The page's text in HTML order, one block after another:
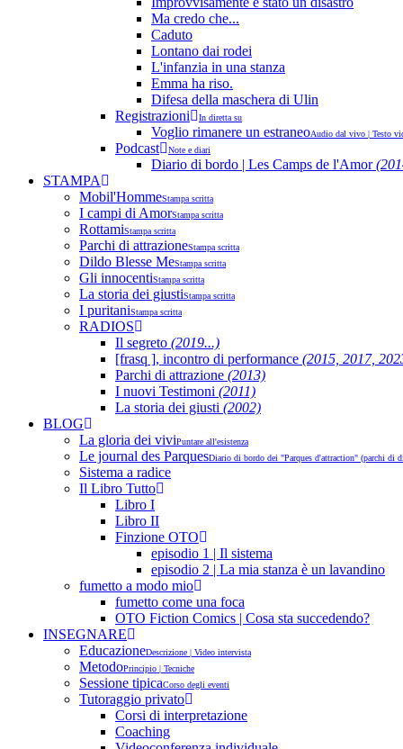
Ma credo che...
Caduto
Lontano dai rodei
L'infanzia in una stanza
Emma ha riso.
Difesa della maschera di Ulin
Registrazioni
In diretta su
Voglio rimanere un estraneoAudio dal vivo | Testo
Podcast Note e diari
Diario di bordo | Les Camps de l'Amor
STAMPA
Mobil'HommeStampa scritta
I campi di AmorStampa scritta
RottamiStampa scritta
Parchi di attrazioneStampa scritta
Dildo Blesse MeStampa scritta
Gli innocentiStampa scritta
La storia dei giustiStampa scritta
I puritaniStampa scritta
RADIOS
Il segreto (2019...)
[frasq ], incontro di performance (2015, 2017,
Parchi di attrazione (2013)
I nuovi Testimoni (2011)
La storia dei giusti (2002)
BLOG
La gloria dei viviPuntare all'esistenza
Le journal des ParquesDiario di bordo dei "Parques d'attraction" (parchi di
Sistema a radice
Il Libro Tutto
Libro I
Libro II
Finzione OTO
episodio 1 | Il sistema
episodio 2 | La mia stanza è un lavandino
fumetto a modo mio
fumetto come una foca
OTO Fiction Comics | Cosa sta succedendo?
INSEGNARE
EducazioneDescrizione | Video intervista
MetodoPrincipio | Tecniche
Sessione tipicaCorso degli eventi
Tutoraggio privato
Corsi di interpretazione
Coaching